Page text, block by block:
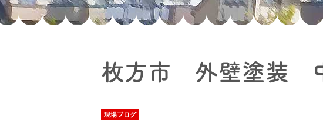
枚方市 外壁塗装
現場ブログ